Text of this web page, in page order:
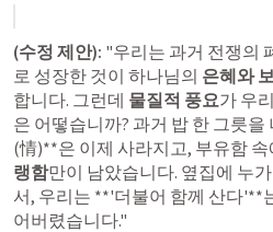
(수정 제안): "우리는 과거 전쟁의
로 성장한 것이 하나님의 은혜와
합니다. 그런데 물질적 풍요가 우
은 어떻습니까? 과거 밥 한 그릇
(情)**은 이제 사라지고, 부유함 속
랭함만이 남았습니다. 옆집에 누
서, 우리는 **'더불어 함께 산다'**
어버렸습니다."